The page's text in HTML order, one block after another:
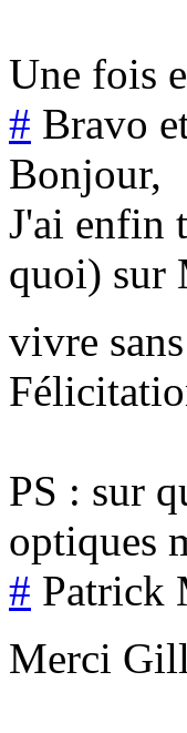
Une fois
# Bravo
Bonjour,
J'ai enfin
quoi) sur
vivre sans
PS : sur
optiques
# Patrick
Merci